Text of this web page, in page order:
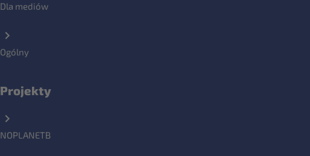
Dla mediów
Ogólny
Projekty
NOPLANETB